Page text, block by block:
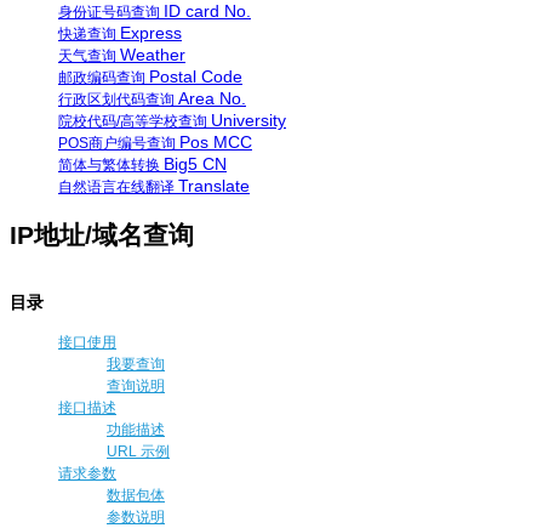
身份证号码查询 ID card No.
快递查询 Express
天气查询 Weather
邮政编码查询 Postal Code
行政区划代码查询 Area No.
院校代码/高等学校查询 University
POS商户编号查询 Pos MCC
简体与繁体转换 Big5 CN
自然语言在线翻译 Translate
IP地址/域名查询
目录
接口使用
我要查询
查询说明
接口描述
功能描述
URL 示例
请求参数
数据包体
参数说明